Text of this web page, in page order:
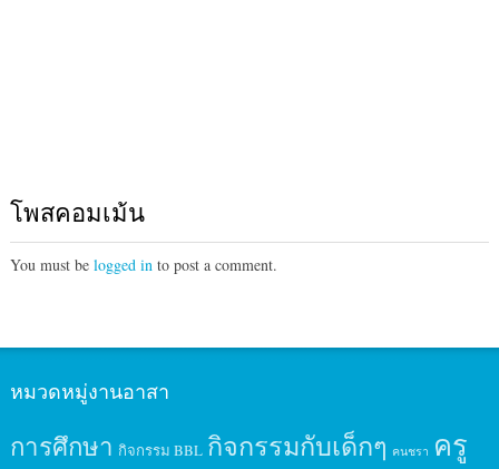
โพสคอมเม้น
You must be logged into post a comment.
หมวดหมู่งานอาสา
การศึกษา กิจกรรม BBL กิจกรรมกับเด็กๆ คนชรา ครู